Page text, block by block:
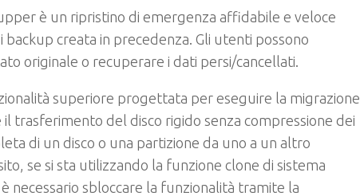
è un ripristino di emergenza affidabile e veloce
backup creata in precedenza. Gli utenti possono
originale o recuperare i dati persi/cancellati.
superiore progettata per eseguire la migrazione
trasferimento del disco rigido senza compressione dei
di un disco o una partizione da uno a un altro
se si sta utilizzando la funzione clone di sistema
necessario sbloccare la funzionalità tramite la